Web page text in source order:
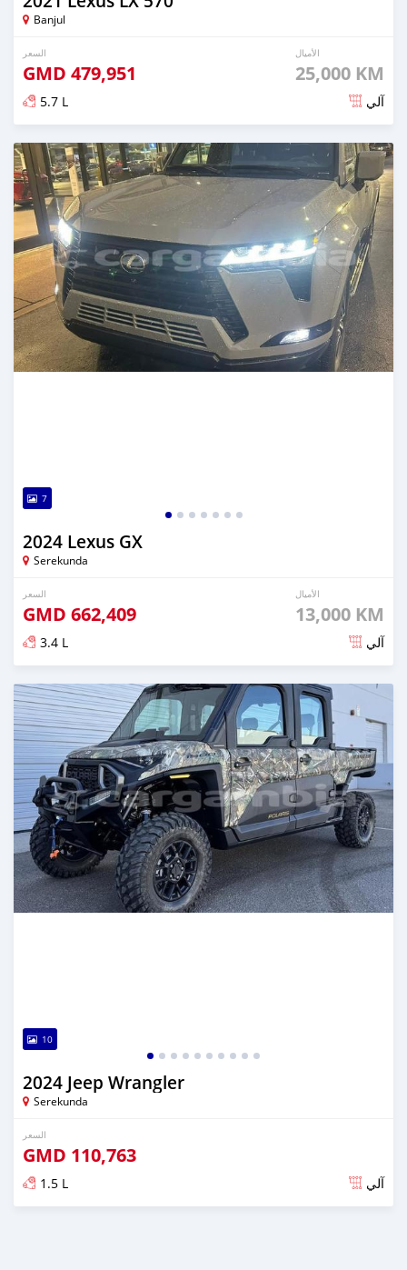
Banjul
السعر
GMD 479,951
الأميال
25,000 KM
5.7 L آلي
تم النشر منذ 4 أشهر مضت
7
2024 Lexus GX
Serekunda
السعر
GMD 662,409
الأميال
13,000 KM
3.4 L آلي
تم النشر منذ 5 أشهر مضت
10
2024 Jeep Wrangler
Serekunda
السعر
GMD 110,763
1.5 L آلي